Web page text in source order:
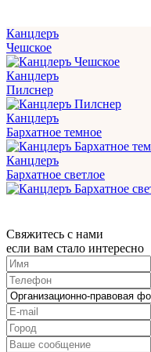
Канцлеръ
Чешское
Канцлеръ
Пилснер
Канцлеръ
Бархатное темное
Канцлеръ
Бархатное светлое
Свяжитесь с нами
если вам стало интересно